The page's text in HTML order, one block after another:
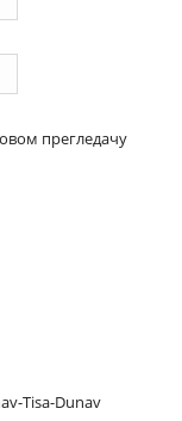
прегледачу
Tisa-Dunav